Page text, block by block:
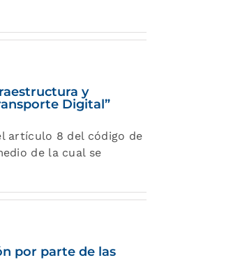
y
Digital”
artículo 8 del código de
de la cual se
por parte de las